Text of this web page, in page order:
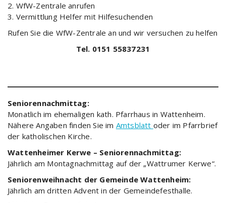
2. WfW-Zentrale anrufen
3. Vermittlung Helfer mit Hilfesuchenden
Rufen Sie die WfW-Zentrale an und wir versuchen zu helfen
Tel. 0151 55837231
Seniorennachmittag:
Monatlich im ehemaligen kath. Pfarrhaus in Wattenheim.
Nähere Angaben finden Sie im Amtsblatt oder im Pfarrbrief
der katholischen Kirche.
Wattenheimer Kerwe – Seniorennachmittag:
Jährlich am Montagnachmittag auf der „Wattrumer Kerwe“.
Seniorenweihnacht der Gemeinde Wattenheim:
Jährlich am dritten Advent in der Gemeindefesthalle.